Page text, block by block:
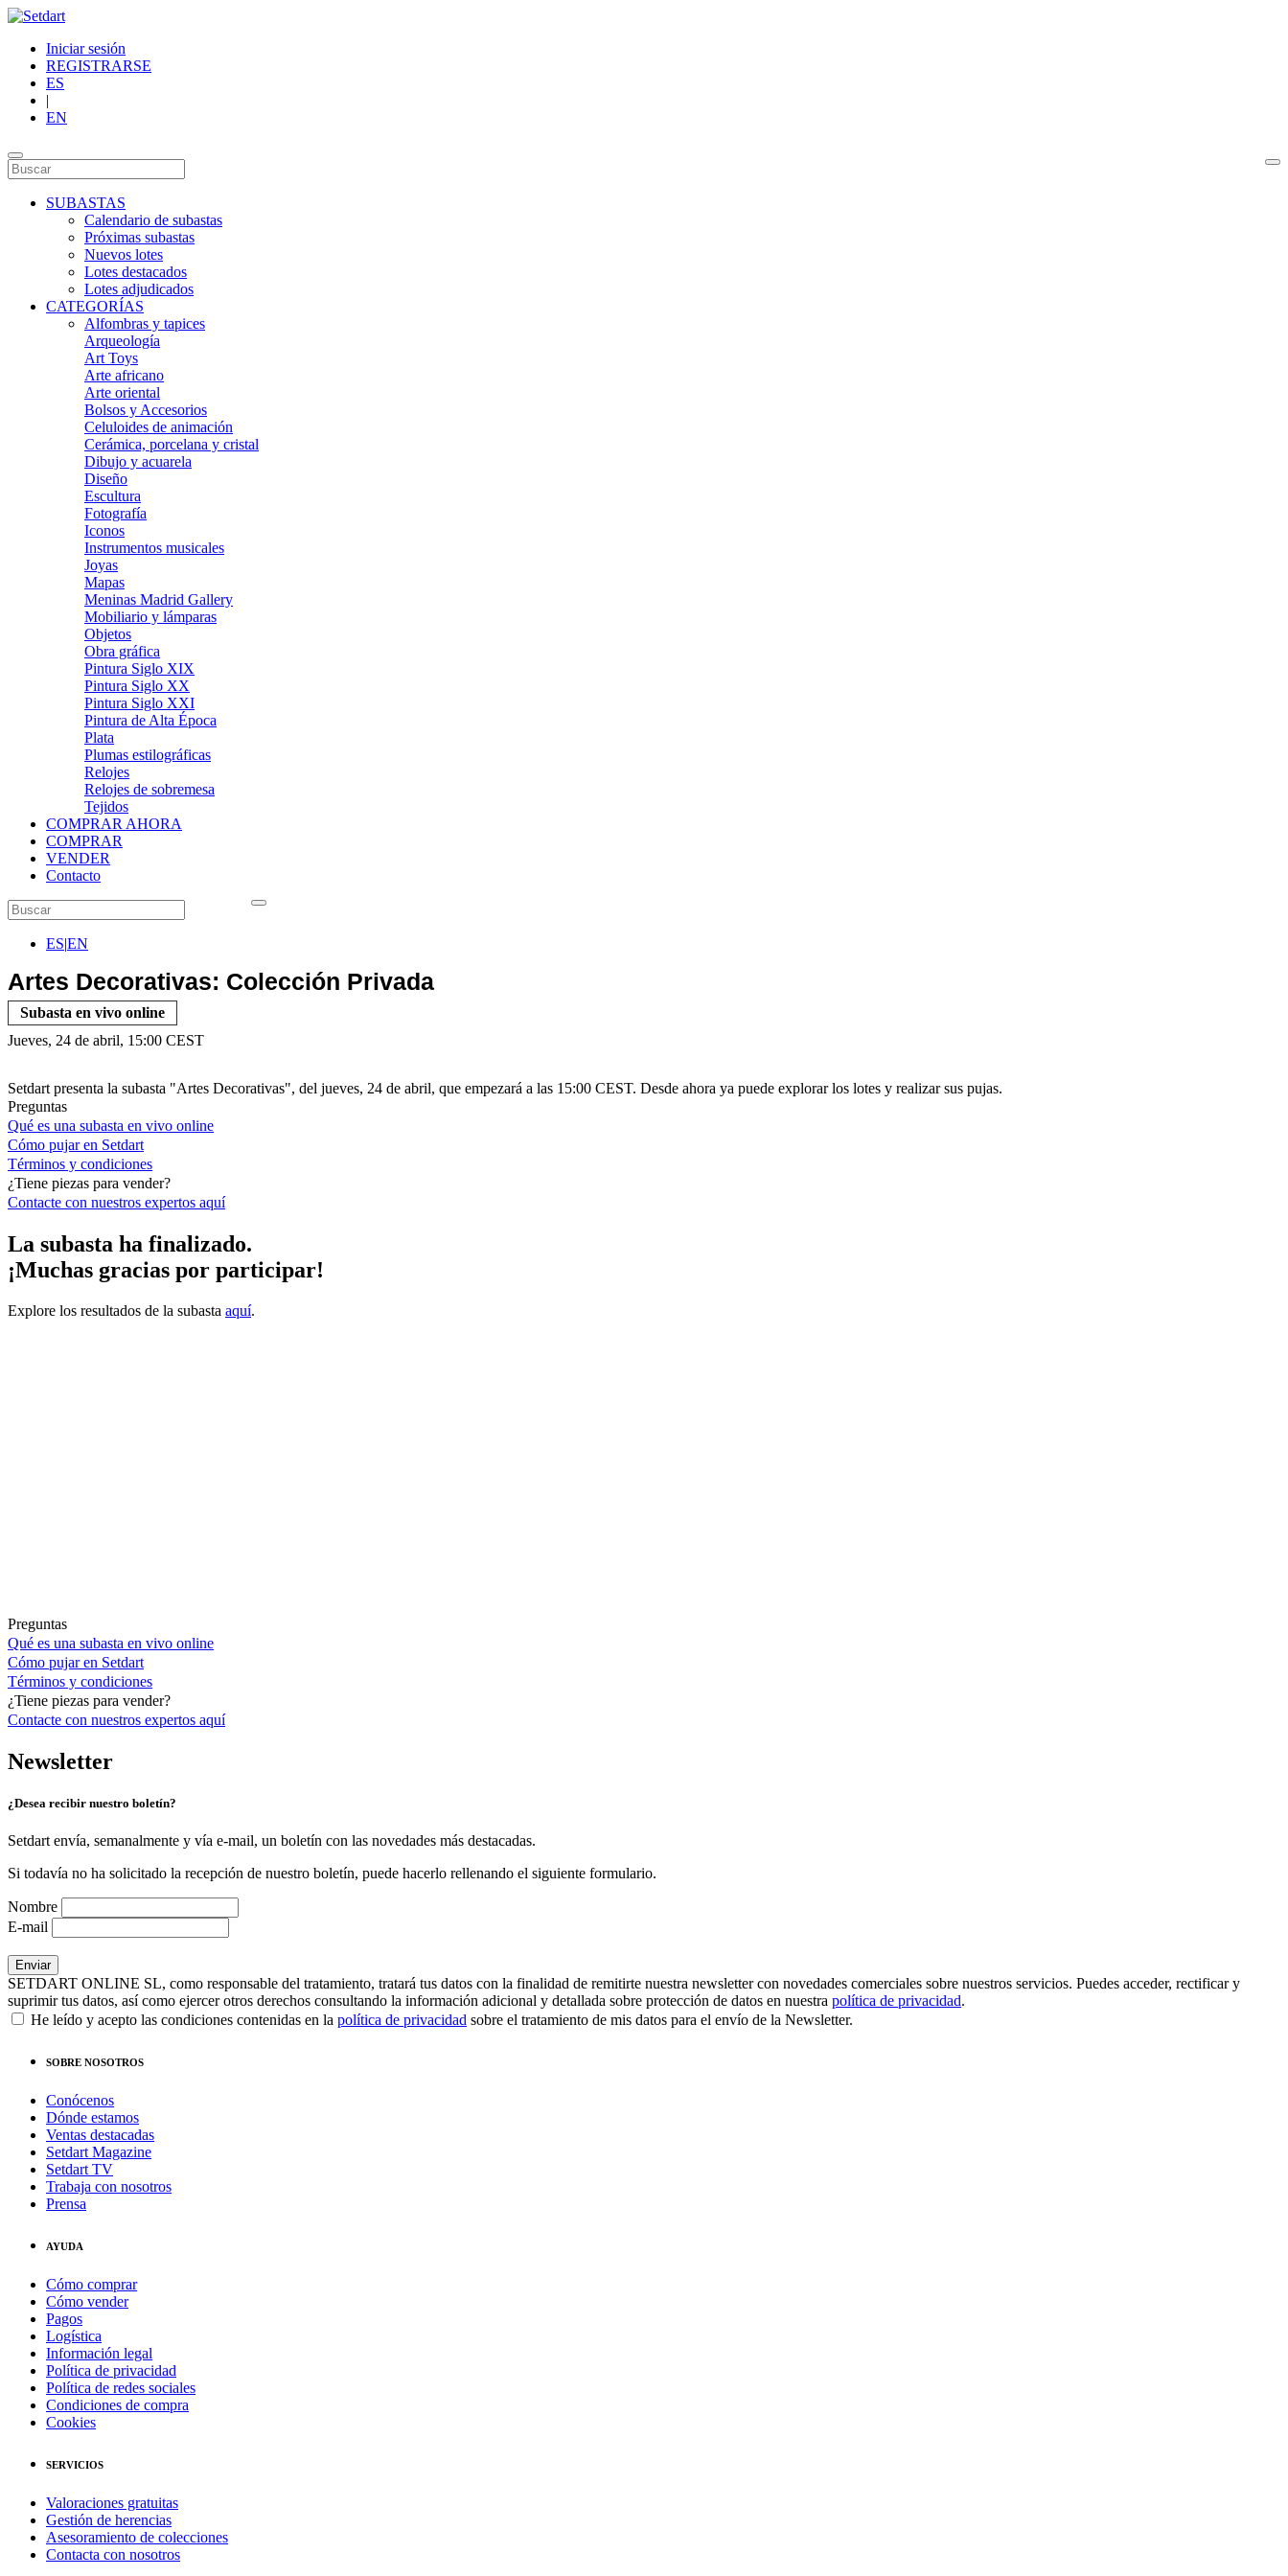
Iniciar sesión
REGISTRARSE
ES
|
EN
SUBASTAS
Calendario de subastas
Próximas subastas
Nuevos lotes
Lotes destacados
Lotes adjudicados
CATEGORÍAS
Alfombras y tapices
Arqueología
Art Toys
Arte africano
Arte oriental
Bolsos y Accesorios
Celuloides de animación
Cerámica, porcelana y cristal
Dibujo y acuarela
Diseño
Escultura
Fotografía
Iconos
Instrumentos musicales
Joyas
Mapas
Meninas Madrid Gallery
Mobiliario y lámparas
Objetos
Obra gráfica
Pintura Siglo XIX
Pintura Siglo XX
Pintura Siglo XXI
Pintura de Alta Época
Plata
Plumas estilográficas
Relojes
Relojes de sobremesa
Tejidos
COMPRAR AHORA
COMPRAR
VENDER
Contacto
ES|EN
Artes Decorativas: Colección Privada
Subasta en vivo online
Jueves, 24 de abril, 15:00 CEST
Setdart presenta la subasta "Artes Decorativas", del jueves, 24 de abril, que empezará a las 15:00 CEST. Desde ahora ya puede explorar los lotes y realizar sus pujas.
Preguntas
Qué es una subasta en vivo online
Cómo pujar en Setdart
Términos y condiciones
¿Tiene piezas para vender?
Contacte con nuestros expertos aquí
La subasta ha finalizado.
¡Muchas gracias por participar!
Explore los resultados de la subasta aquí.
Preguntas
Qué es una subasta en vivo online
Cómo pujar en Setdart
Términos y condiciones
¿Tiene piezas para vender?
Contacte con nuestros expertos aquí
Newsletter
¿Desea recibir nuestro boletín?
Setdart envía, semanalmente y vía e-mail, un boletín con las novedades más destacadas.
Si todavía no ha solicitado la recepción de nuestro boletín, puede hacerlo rellenando el siguiente formulario.
Nombre
E-mail
SETDART ONLINE SL, como responsable del tratamiento, tratará tus datos con la finalidad de remitirte nuestra newsletter con novedades comerciales sobre nuestros servicios. Puedes acceder, rectificar y
suprimir tus datos, así como ejercer otros derechos consultando la información adicional y detallada sobre protección de datos en nuestra política de privacidad.
He leído y acepto las condiciones contenidas en la política de privacidad sobre el tratamiento de mis datos para el envío de la Newsletter.
SOBRE NOSOTROS
Conócenos
Dónde estamos
Ventas destacadas
Setdart Magazine
Setdart TV
Trabaja con nosotros
Prensa
AYUDA
Cómo comprar
Cómo vender
Pagos
Logística
Información legal
Política de privacidad
Política de redes sociales
Condiciones de compra
Cookies
SERVICIOS
Valoraciones gratuitas
Gestión de herencias
Asesoramiento de colecciones
Contacta con nosotros